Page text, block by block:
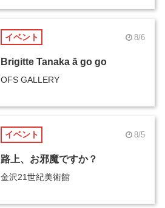
イベント 8/6
Brigitte Tanaka ā go go
OFS GALLERY
イベント 8/5
路上、お邪魔ですか？
金沢21世紀美術館